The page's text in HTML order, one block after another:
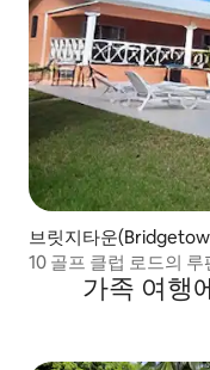
브릿지타운
10 골프 클럽 로드의 루
가족 여행